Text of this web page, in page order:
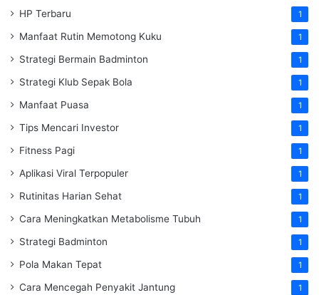
HP Terbaru 1
Manfaat Rutin Memotong Kuku 1
Strategi Bermain Badminton 1
Strategi Klub Sepak Bola 1
Manfaat Puasa 1
Tips Mencari Investor 1
Fitness Pagi 1
Aplikasi Viral Terpopuler 1
Rutinitas Harian Sehat 1
Cara Meningkatkan Metabolisme Tubuh 1
Strategi Badminton 1
Pola Makan Tepat 1
Cara Mencegah Penyakit Jantung 1